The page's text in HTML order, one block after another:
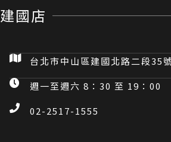
建國店
台北市中山區建國北路二段35
週一至週六 8：30 至 19：00
02-2517-1555